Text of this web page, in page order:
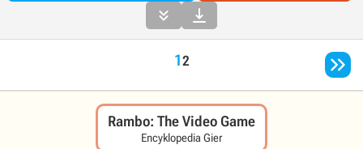
 
12 
Rambo: The Video Game
Encyklopedia Gier